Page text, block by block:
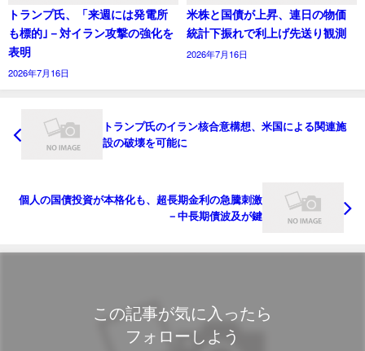
トランプ氏、「来週には発電所
も標的｣－対イラン攻撃の強化を
表明
2026年7月16日
米株と国債が上昇、連日の物価
統計下振れで利上げ先送り観測
2026年7月16日
トランプ氏のイラン核合意構想、米国による関連施
設の破壊を可能に
個人の国債投資が本格化も、超長期金利の急騰刺激
－中長期債波及が鍵
この記事が気に入ったら
フォローしよう